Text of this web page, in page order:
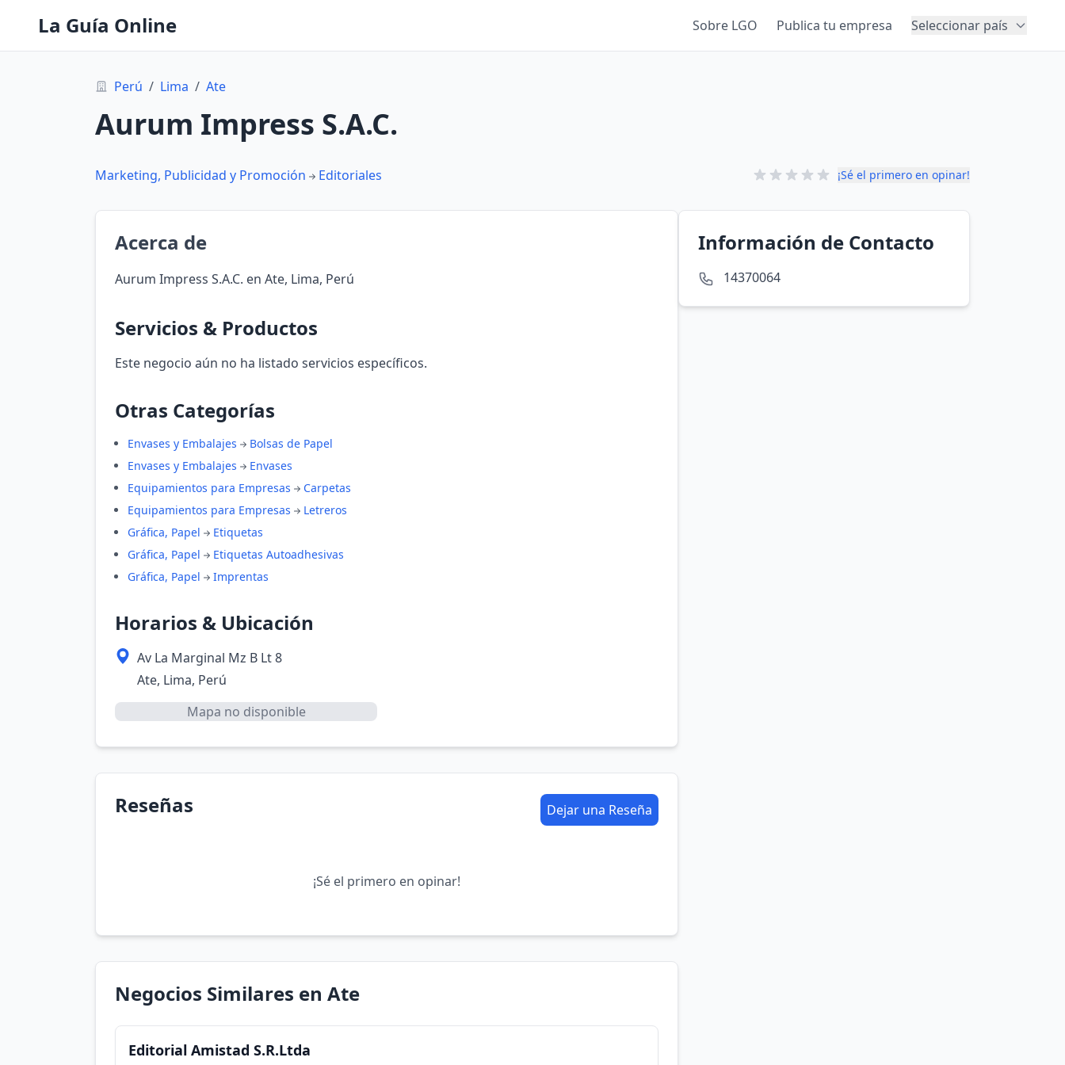
La Guía Online Sobre LGO Publica tu empresa Seleccionar país
Perú / Lima / Ate
Aurum Impress S.A.C.
Marketing, Publicidad y Promoción Editoriales ¡Sé el primero en opinar!
Acerca de
Aurum Impress S.A.C. en Ate, Lima, Perú
Servicios & Productos
Este negocio aún no ha listado servicios específicos.
Otras Categorías
Envases y Embalajes
Bolsas de Papel
Envases y Embalajes
Envases
Equipamientos para Empresas
Carpetas
Equipamientos para Empresas
Letreros
Gráfica, Papel
Etiquetas
Gráfica, Papel
Etiquetas Autoadhesivas
Gráfica, Papel
Imprentas
Horarios & Ubicación
Av La Marginal Mz B Lt 8
Ate, Lima, Perú
Mapa no disponible
Reseñas Dejar una Reseña
¡Sé el primero en opinar!
Negocios Similares en Ate
Editorial Amistad S.R.Ltda
Información de Contacto
14370064